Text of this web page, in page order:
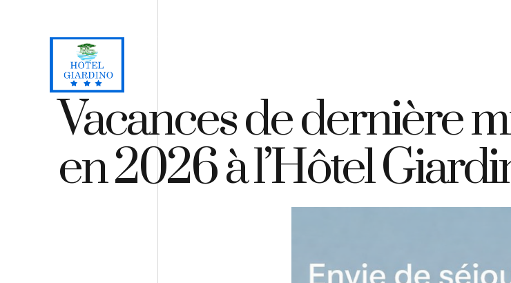
Vacances de dernière
en 2026 à l’Hôtel